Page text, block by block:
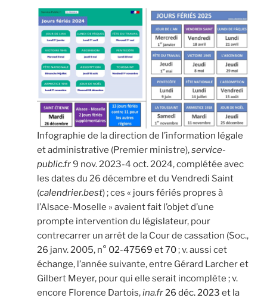
Infographie de la direction de l’information légale
et administrative (Premier ministre),service-
public.fr9 nov. 2023-4 oct. 2024, complétée avec
les dates du 26 décembre et du Vendredi Saint
(calendrier.best) ; ces « jours fériés propres à
l’Alsace-Moselle » avaient fait l’objet d’une
prompte intervention du législateur, pour
contrecarrer un arrêt de la Cour de cassation (Soc.,
26 janv. 2005, n° 02-47569 et 70; v. aussi cet
échange, l’année suivante, entre Gérard Larcher et
Gilbert Meyer, pour qui elle serait incomplète ; v.
encore Florence Dartois,ina.fr26 déc. 2023 et la